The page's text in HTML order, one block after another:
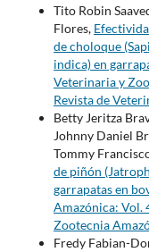
Tito Robin
Flores,
de choloque
indica) en
Veterinaria y
Revista de
Betty Jeritza
Johnny Daniel
Tommy
de piñón
garrapatas en
Amazónica: Vol.
Zootecnia
Fredy Fabian-